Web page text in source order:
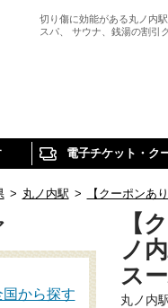
切り傷に効能がある丸ノ内
スパ、 サウナ、銭湯の割引
電子チケット・ク
> 丸ノ内駅 > 【クーポンあ
【
ノ
ス
丸ノ内
国から探す